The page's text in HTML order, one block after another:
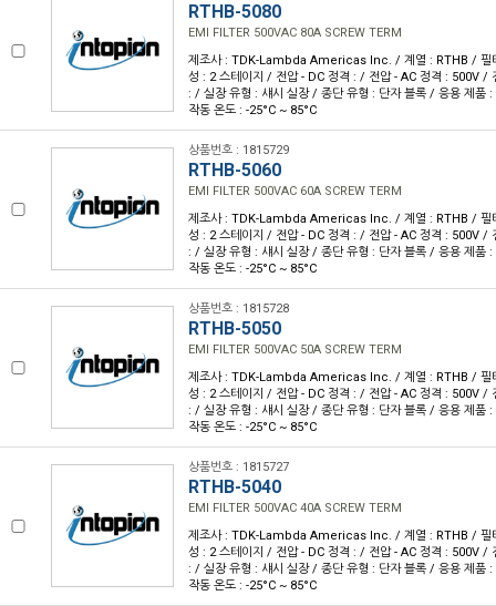
RTHB-5080
EMI FILTER 500VAC 80A SCREW TERM
제조사 : TDK-Lambda Americas Inc. / 계열 : RTHB / 필
성 : 2 스테이지 / 전압 - DC 정격 : / 전압 - AC 정격 : 500V /
: / 실장 유형 : 섀시 실장 / 종단 유형 : 단자 블록 / 응용 제품
작동 온도 : -25°C ~ 85°C
상품번호 : 1815729
RTHB-5060
EMI FILTER 500VAC 60A SCREW TERM
제조사 : TDK-Lambda Americas Inc. / 계열 : RTHB / 필
성 : 2 스테이지 / 전압 - DC 정격 : / 전압 - AC 정격 : 500V /
: / 실장 유형 : 섀시 실장 / 종단 유형 : 단자 블록 / 응용 제품
작동 온도 : -25°C ~ 85°C
상품번호 : 1815728
RTHB-5050
EMI FILTER 500VAC 50A SCREW TERM
제조사 : TDK-Lambda Americas Inc. / 계열 : RTHB / 필
성 : 2 스테이지 / 전압 - DC 정격 : / 전압 - AC 정격 : 500V /
: / 실장 유형 : 섀시 실장 / 종단 유형 : 단자 블록 / 응용 제품
작동 온도 : -25°C ~ 85°C
상품번호 : 1815727
RTHB-5040
EMI FILTER 500VAC 40A SCREW TERM
제조사 : TDK-Lambda Americas Inc. / 계열 : RTHB / 필
성 : 2 스테이지 / 전압 - DC 정격 : / 전압 - AC 정격 : 500V /
: / 실장 유형 : 섀시 실장 / 종단 유형 : 단자 블록 / 응용 제품
작동 온도 : -25°C ~ 85°C